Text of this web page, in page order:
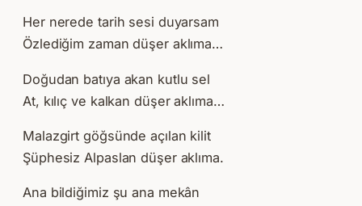
Her nerede tarih sesi duyarsam
Özlediğim zaman düşer aklıma…
Doğudan batıya akan kutlu sel
At, kılıç ve kalkan düşer aklıma…
Malazgirt göğsünde açılan kilit
Şüphesiz Alpaslan düşer aklıma.
Ana bildiğimiz şu ana mekân